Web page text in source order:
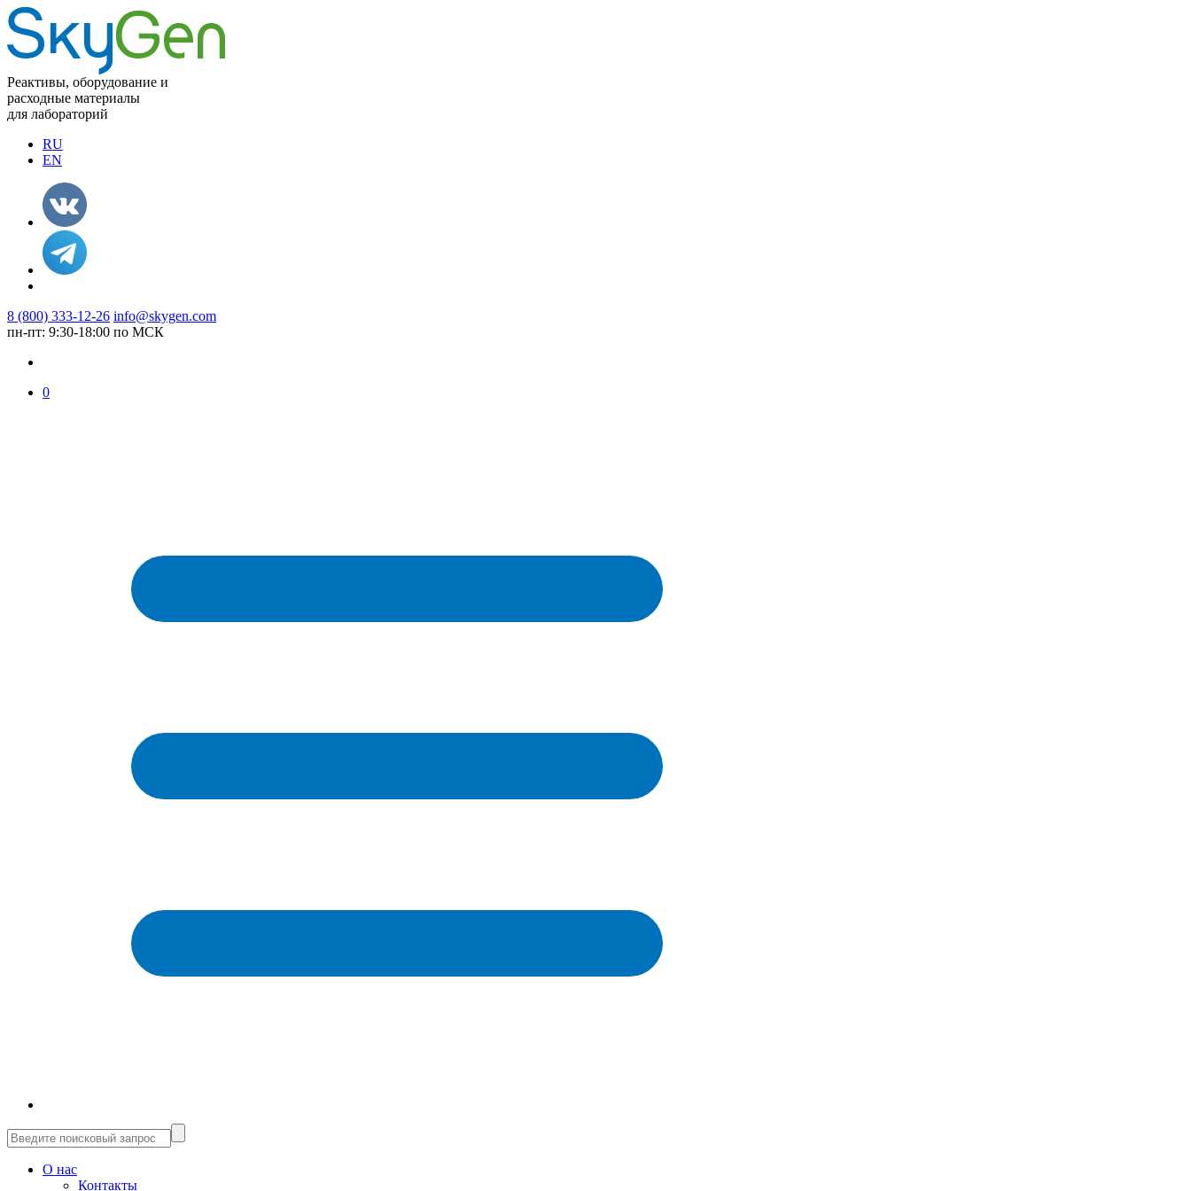
Реактивы, оборудование и
расходные материалы
для лабораторий
RU
EN
8 (800) 333-12-26 info@skygen.com
пн-пт: 9:30-18:00 по МСК
0
О нас
Контакты